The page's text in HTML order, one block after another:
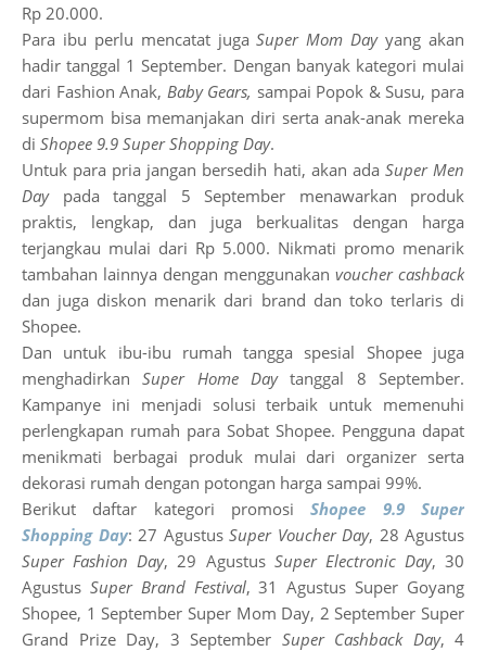
Rp 20.000.
Para ibu perlu mencatat jugaSuper Mom Dayyang akan
hadir tanggal 1 September. Dengan banyak kategori mulai
dari Fashion Anak, Baby Gears, sampai Popok & Susu, para
supermom bisa memanjakan diri serta anak-anak mereka
di Shopee 9.9 Super Shopping Day.
Untuk para pria jangan bersedih hati, akan ada Super Men
Daypada tanggal 5 September menawarkan produk
praktis, lengkap, dan juga berkualitas dengan harga
terjangkau mulai dari Rp 5.000. Nikmati promo menarik
tambahan lainnya dengan menggunakan voucher cashback
dan juga diskon menarik dari brand dan toko terlaris di
Shopee.
Dan untuk ibu-ibu rumah tangga spesial Shopee juga
menghadirkanSuper Home Daytanggal 8 September.
Kampanye ini menjadi solusi terbaik untuk memenuhi
perlengkapan rumah para Sobat Shopee. Pengguna dapat
menikmati berbagai produk mulai dari organizer serta
dekorasi rumah dengan potongan harga sampai 99%.
Berikut daftar kategori promosiShopee 9.9 Super
Shopping Day: 27 Agustus Super Voucher Day, 28 Agustus
Super Fashion Day, 29 Agustus Super Electronic Day, 30
Agustus Super Brand Festival, 31 Agustus Super Goyang
Shopee, 1 September Super Mom Day, 2 September Super
Grand Prize Day, 3 September Super Cashback Day, 4